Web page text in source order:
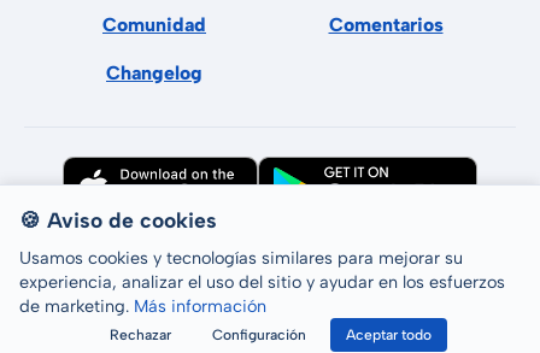
Comunidad Comentarios
Changelog
Todos los derechos reservados © LCP GmbH 2026
🍪 Aviso de cookies
Usamos cookies y tecnologías similares para mejorar su
experiencia, analizar el uso del sitio y ayudar en los esfuerzos
de marketing. Más información
Rechazar Configuración Aceptar todo